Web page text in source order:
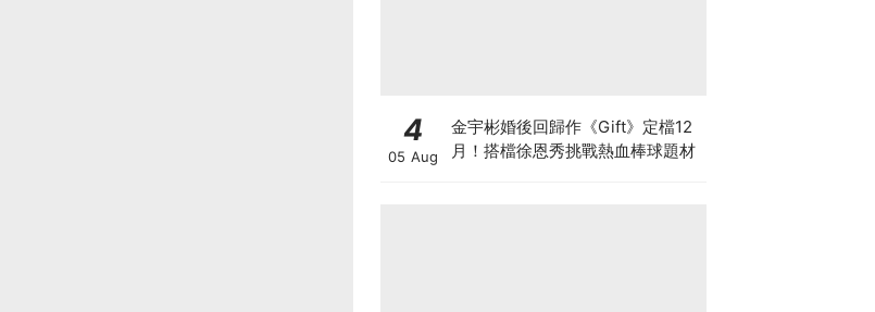
4
05 Aug
金宇彬婚後回歸作《Gift》定檔12
月！搭檔徐恩秀挑戰熱血棒球題材